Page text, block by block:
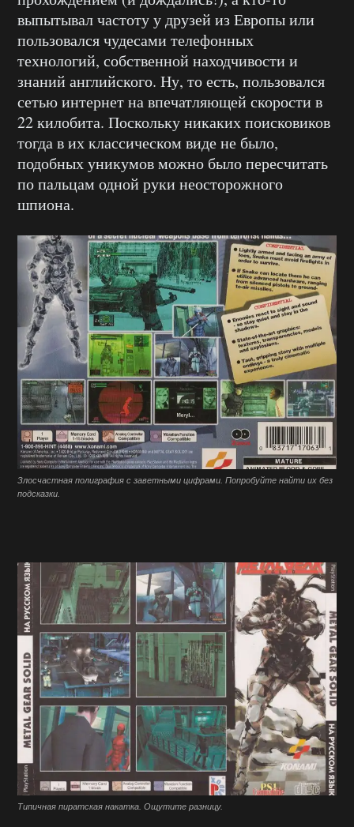
выпытывал частоту у друзей из Европы или
пользовался чудесами телефонных
технологий, собственной находчивости и
знаний английского. Ну, то есть, пользовался
сетью интернет на впечатляющей скорости в
22 килобита. Поскольку никаких поисковиков
тогда в их классическом виде не было,
подобных уникумов можно было пересчитать
по пальцам одной руки неосторожного
шпиона.
Злосчастная полиграфия с заветными цифрами. Попробуйте найти их без
подсказки.
Типичная пиратская накатка. Ощутите разницу.